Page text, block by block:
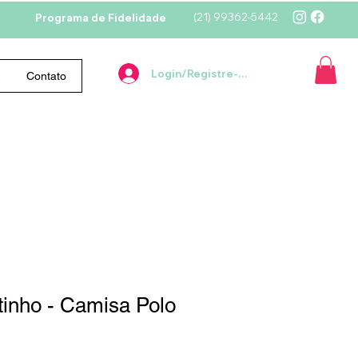
Programa de Fidelidade (21) 99362-5442
Contato Login/Registre-se
- Camisa Polo